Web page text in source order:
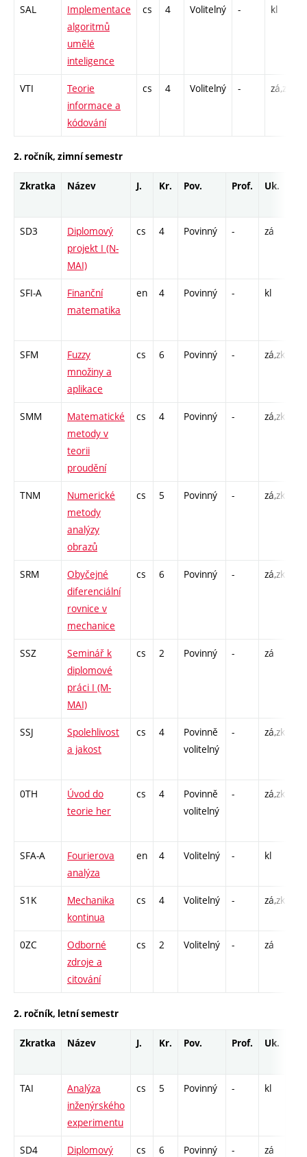
SAL
Implementace
algoritmů
umělé
inteligence
cs 4 Volitelný - kl
VTI
Teorie
informace a
kódování
cs 4 Volitelný - zá,zk
2. ročník, zimní semestr
Zkratka Název J. Kr. Pov. Prof. Uk.
SD3
Diplomový
projekt I (N-
MAI)
cs 4 Povinný - zá
SFI-A
Finanční
matematika
en 4 Povinný - kl
SFM
Fuzzy
množiny a
aplikace
cs 6 Povinný - zá,zk
SMM
Matematické
metody v
teorii
proudění
cs 4 Povinný - zá,zk
TNM
Numerické
metody
analýzy
obrazů
cs 5 Povinný - zá,zk
SRM
Obyčejné
diferenciální
rovnice v
mechanice
cs 6 Povinný - zá,zk
SSZ
Seminář k
diplomové
práci I (M-
MAI)
cs 2 Povinný - zá
SSJ
Spolehlivost
a jakost
cs 4
Povinně
volitelný
- zá,zk
0TH
Úvod do
teorie her
cs 4
Povinně
volitelný
- zá,zk
SFA-A
Fourierova
analýza
en 4 Volitelný - kl
S1K
Mechanika
kontinua
cs 4 Volitelný - zá,zk
0ZC
Odborné
zdroje a
citování
cs 2 Volitelný - zá
2. ročník, letní semestr
Zkratka Název J. Kr. Pov. Prof. Uk.
TAI
Analýza
inženýrského
experimentu
cs 5 Povinný - kl
SD4
Diplomový
cs 6 Povinný - zá